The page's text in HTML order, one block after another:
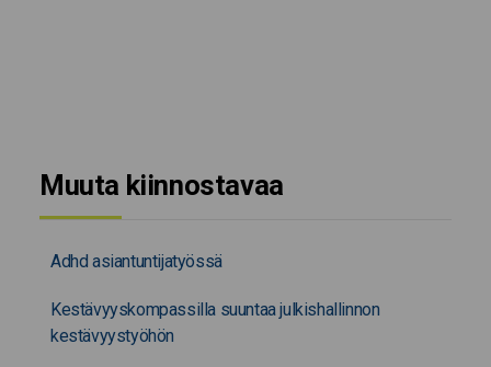
Muuta kiinnostavaa
Adhd asiantuntijatyössä
Kestävyyskompassilla suuntaa julkishallinnon
kestävyystyöhön